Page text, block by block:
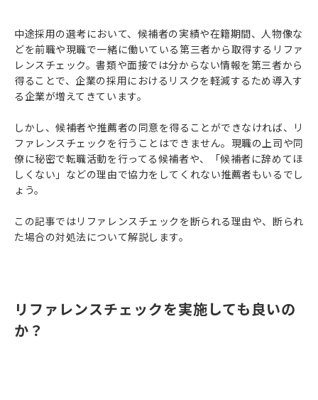
中途採用の選考において、候補者の実績や在籍期間、人物像な
どを前職や現職で一緒に働いている第三者から取得するリファ
レンスチェック。書類や面接では分からない情報を第三者から
得ることで、企業の採用におけるリスクを軽減するため導入す
る企業が増えてきています。
しかし、候補者や推薦者の同意を得ることができなければ、リ
ファレンスチェックを行うことはできません。現職の上司や同
僚に秘密で転職活動を行ってる候補者や、「候補者に辞めてほ
しくない」などの理由で協力をしてくれない推薦者もいるでし
ょう。
この記事ではリファレンスチェックを断られる理由や、断られ
た場合の対処法について解説します。
リファレンスチェックを実施しても良いの
か？